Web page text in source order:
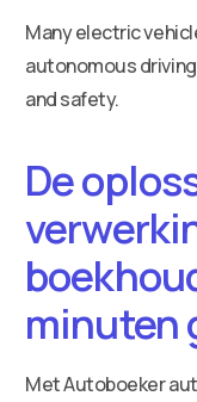
Many electric
autonomous
and safety.
De
minuten
Met Autoboeker